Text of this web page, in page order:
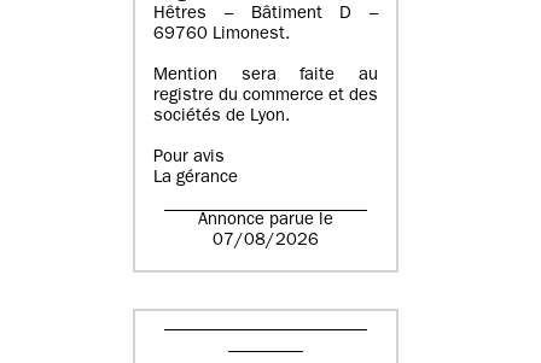
Hêtres – Bâtiment D –
69760 Limonest.
Mention sera faite au
registre du commerce et des
sociétés de Lyon.
Pour avis
La gérance
Annonce parue le
07/08/2026